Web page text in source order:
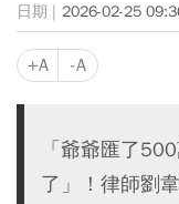
2026-02-25
+A -A
「爺爺匯了
了」！律師劉